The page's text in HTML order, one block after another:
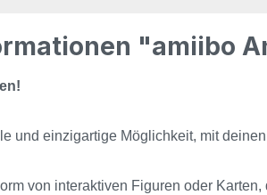
"amiibo
und einzigartige Möglichkeit, mit
von interaktiven Figuren oder